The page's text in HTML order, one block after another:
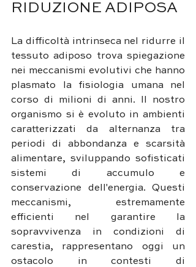
RIDUZIONE ADIPOSA
La difficoltà intrinseca nel ridurre il
tessuto adiposo trova spiegazione
nei meccanismi evolutivi che hanno
plasmato la fisiologia umana nel
corso di milioni di anni. Il nostro
organismo si è evoluto in ambienti
caratterizzati da alternanza tra
periodi di abbondanza e scarsità
alimentare, sviluppando sofisticati
sistemi di accumulo e
conservazione dell'energia. Questi
meccanismi, estremamente
efficienti nel garantire la
sopravvivenza in condizioni di
carestia, rappresentano oggi un
ostacolo in contesti di